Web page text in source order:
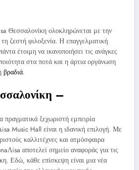
Θεσσαλονίκη ολοκληρώνεται με την
ζεστή φιλοξενία. Η επαγγελματική
έτοιμη να ικανοποιήσει τις ανάγκες
στα ποτά και η άρτια οργάνωση
βραδιά.
–
πραγματικά ξεχωριστή εμπειρία
Music Hall είναι η ιδανική επιλογή. Με
καλλιτέχνες και ατμόσφαιρα
αποτελεί σημείο αναφοράς για τις
Εδώ, κάθε επίσκεψη είναι μια νέα